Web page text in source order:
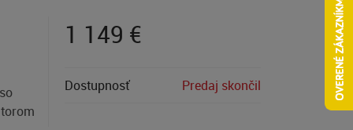
1 149 €
Dostupnosť Predaj skončil